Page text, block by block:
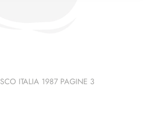
ITALIA 1987 PAGINE 3